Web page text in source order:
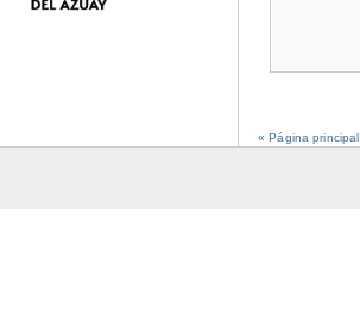
« Página principal